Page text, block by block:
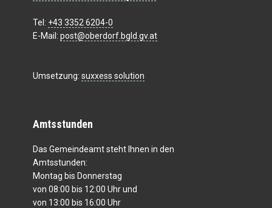
Tel: +43 3352 6204-0
E-Mail: post@oberdorf.bgld.gv.at
Umsetzung: suxxess solution
Amtsstunden
Das Gemeindeamt steht Ihnen in den
Amtsstunden:
Montag bis Donnerstag
von 08:00 bis 12:00 Uhr und
von 13:00 bis 16:00 Uhr